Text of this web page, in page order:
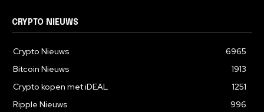
CRYPTO NIEUWS
Crypto Nieuws
6965
Bitcoin Nieuws
1913
Crypto kopen met iDEAL
1251
Ripple Nieuws
996